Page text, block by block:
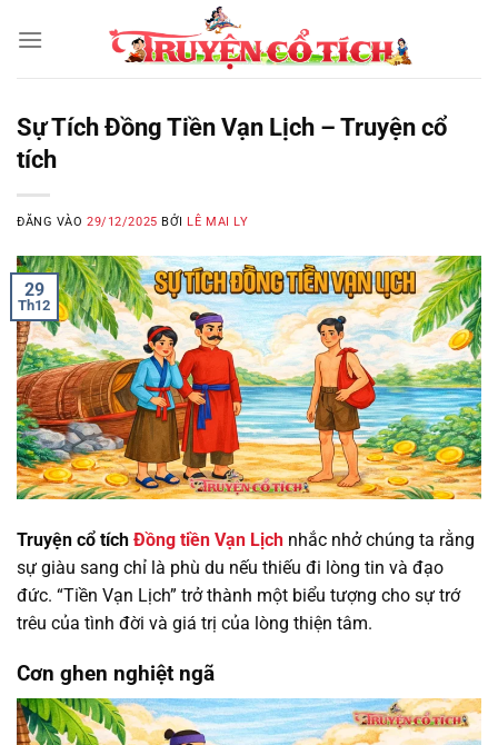
qua
Sự Tích Đồng Tiền Vạn Lịch – Truyện cổ
tích
ĐĂNG VÀO29/12/2025 BỞI LÊ MAI LY
29
Th12
Truyện cổ tích Đồng tiền Vạn Lịch nhắc nhở chúng ta rằng
sự giàu sang chỉ là phù du nếu thiếu đi lòng tin và đạo
đức. “Tiền Vạn Lịch” trở thành một biểu tượng cho sự trớ
trêu của tình đời và giá trị của lòng thiện tâm.
Cơn ghen nghiệt ngã